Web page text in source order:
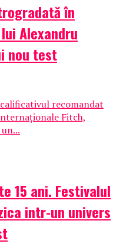
în
Alexandru
nou test
recomandat
Fitch,
15 ani. Festivalul
intr-un univers